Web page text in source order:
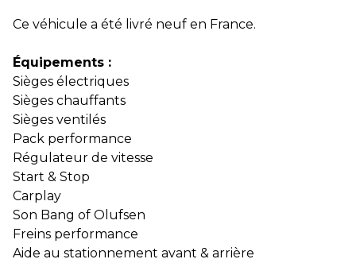
Ce véhicule a été livré neuf en France.
Équipements :
Sièges électriques
Sièges chauffants
Sièges ventilés
Pack performance
Régulateur de vitesse
Start & Stop
Carplay
Son Bang of Olufsen
Freins performance
Aide au stationnement avant & arrière